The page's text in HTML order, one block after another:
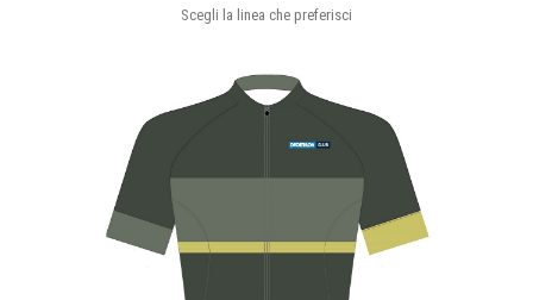
Scegli la linea che preferisci